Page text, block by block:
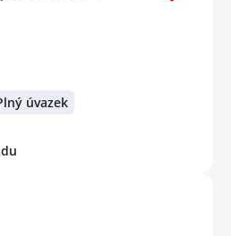
úvazek